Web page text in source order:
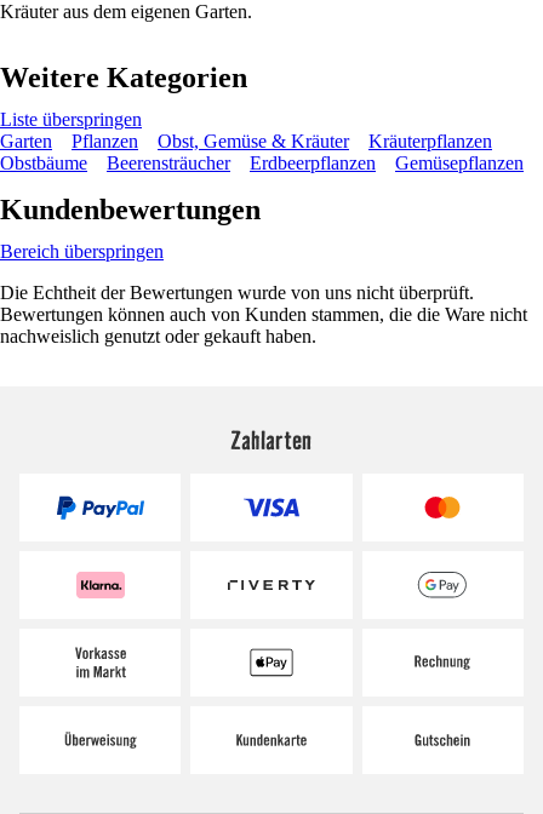
Kräuter aus dem eigenen Garten.
Weitere Kategorien
Liste überspringen
Garten
Pflanzen Obst, Gemüse & Kräuter
Kräuterpflanzen
Obstbäume
Beerensträucher Erdbeerpflanzen Gemüsepflanzen
Kundenbewertungen
Bereich überspringen
Die Echtheit der Bewertungen wurde von uns nicht überprüft.
Bewertungen können auch von Kunden stammen, die die Ware nicht
nachweislich genutzt oder gekauft haben.
Zahlarten